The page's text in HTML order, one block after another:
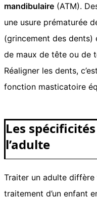
mandibulaire (ATM).
une usure prématurée
(grincement des dents)
de maux de tête ou de
Réaligner les dents,
fonction masticatoire
Les
l’adulte
Traiter un adulte
traitement d’un enfant